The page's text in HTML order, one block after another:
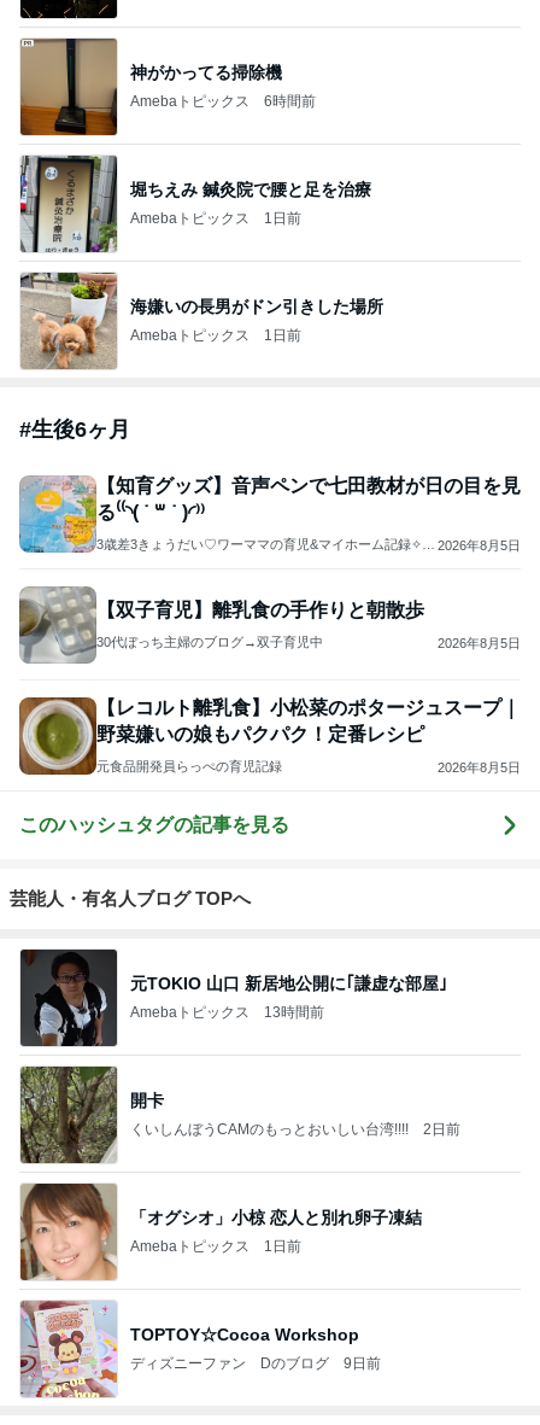
神がかってる掃除機
Amebaトピックス 6時間前
堀ちえみ 鍼灸院で腰と足を治療
Amebaトピックス 1日前
海嫌いの長男がドン引きした場所
Amebaトピックス 1日前
#生後6ヶ月
【知育グッズ】音声ペンで七田教材が日の目を見
る⁽⁽◝( ˙ ꒳ ˙ )◜⁾⁾
3歳差3きょうだい♡ワーママの育児&マイホーム記録✧
2026年8月5日
【双子育児】離乳食の手作りと朝散歩
30代ぼっち主婦のブログ→双子育児中 2026年8月5日
【レコルト離乳食】小松菜のポタージュスープ｜
野菜嫌いの娘もパクパク！定番レシピ
元食品開発員らっぺの育児記録 2026年8月5日
このハッシュタグの記事を見る
芸能人・有名人ブログ TOPへ
元TOKIO 山口 新居地公開に｢謙虚な部屋｣
Amebaトピックス 13時間前
開卡
くいしんぼうCAMのもっとおいしい台湾!!!! 2日前
「オグシオ」小椋 恋人と別れ卵子凍結
Amebaトピックス 1日前
TOPTOY☆Cocoa Workshop
ディズニーファン Dのブログ 9日前